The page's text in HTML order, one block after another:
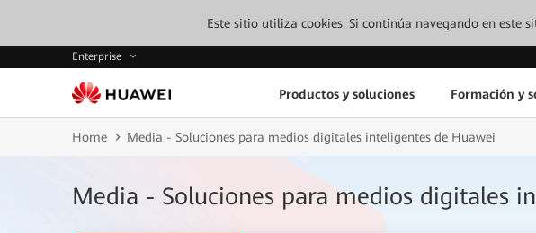
Este sitio utiliza cookies. Si continúa navegando en este
Enterprise
Productos y soluciones Formación y
Home Media - Soluciones para medios digitales inteligentes de Huawei
Media - Soluciones para medios digitales